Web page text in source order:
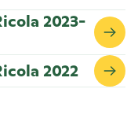
2023-
2022